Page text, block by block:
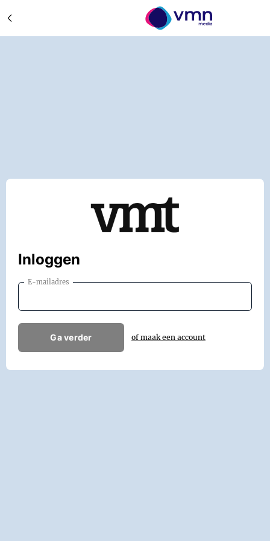
Inloggen
E-mailadres
Ga verder of maak een account